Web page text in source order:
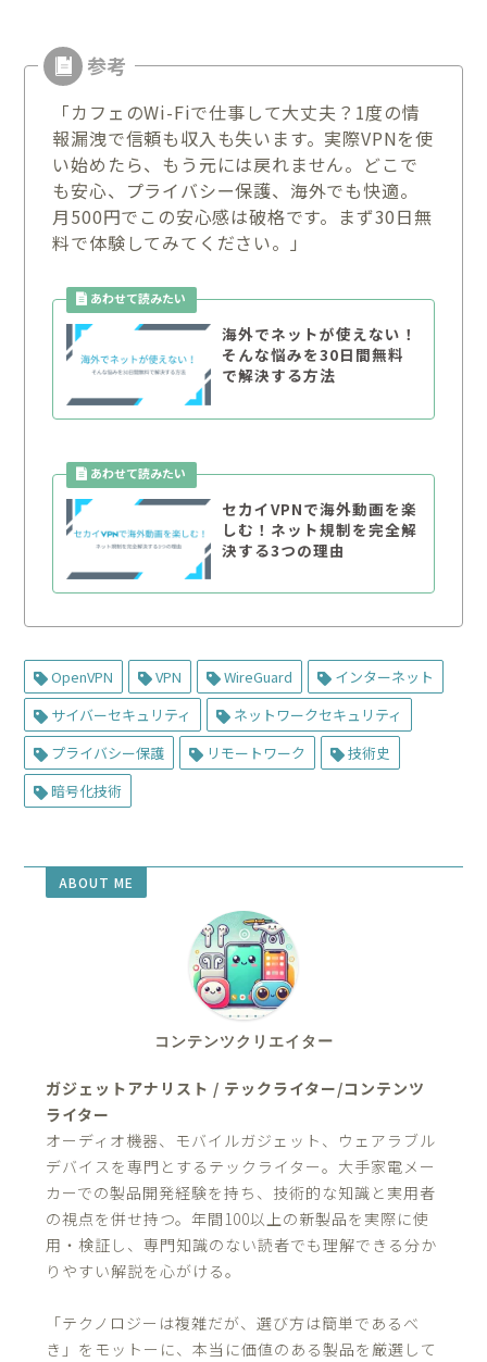
「カフェのWi-Fiで仕事して大丈夫？1度の情
報漏洩で信頼も収入も失います。実際VPNを使
い始めたら、もう元には戻れません。どこで
も安心、プライバシー保護、海外でも快適。
月500円でこの安心感は破格です。まず30日無
料で体験してみてください。」
海外でネットが使えない！
そんな悩みを30日間無料
で解決する方法
セカイVPNで海外動画を楽
しむ！ネット規制を完全解
決する3つの理由
OpenVPN VPN WireGuard
インターネット
サイバーセキュリティ
ネットワークセキュリティ
プライバシー保護
リモートワーク
技術史
暗号化技術
ABOUT ME
コンテンツクリエイター
ガジェットアナリスト / テックライター/コンテンツ
ライター
オーディオ機器、モバイルガジェット、ウェアラブル
デバイスを専門とするテックライター。大手家電メー
カーでの製品開発経験を持ち、技術的な知識と実用者
の視点を併せ持つ。年間100以上の新製品を実際に使
用・検証し、専門知識のない読者でも理解できる分か
りやすい解説を心がける。
「テクノロジーは複雑だが、選び方は簡単であるべ
き」をモットーに、本当に価値のある製品を厳選して